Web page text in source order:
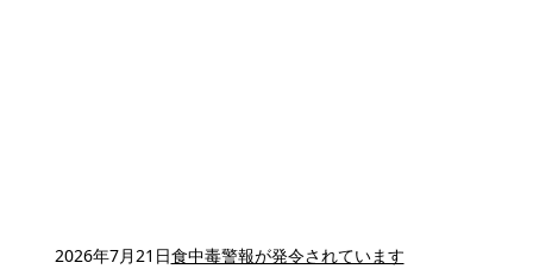
2026年7月21日食中毒警報が発令されています